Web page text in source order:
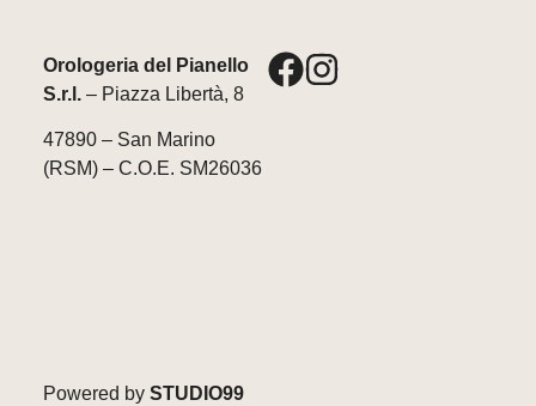
Orologeria del Pianello
S.r.l.– Piazza Libertà, 8
47890 – San Marino
(RSM) – C.O.E. SM26036
Powered by STUDIO99